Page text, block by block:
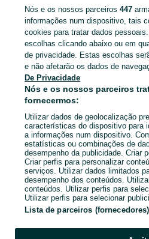
Entra na tua conta OLX ou cria
anunciante
Entrar ou criar conta
Enviar
Nós e os nossos parceiros447
informações num dispositivo, tais
cookies para tratar dados
escolhas clicando abaixo ou em
de privacidade. Estas escolhas
e não afetarão os dados de
De Privacidade
Nós e os nossos parceiros
fornecermos:
Utilizar dados de geolocalização
características do dispositivo para
a informações num dispositivo.
estatísticas ou combinações de
desempenho da publicidade. Criar
Criar perfis para personalizar
serviços. Utilizar dados limitados
desempenho dos conteúdos.
conteúdos. Utilizar perfis para
Utilizar perfis para selecionar
Lista de parceiros (fornecedores)